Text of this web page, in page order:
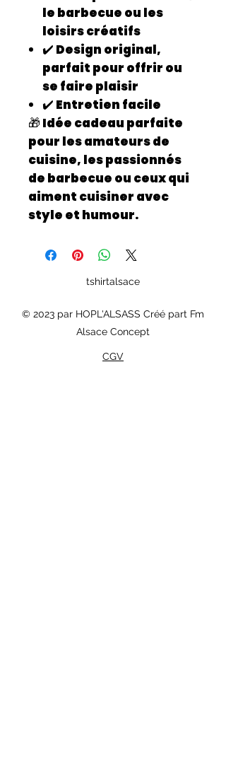
le barbecue ou les
loisirs créatifs
✔️ Design original,
parfait pour offrir ou
se faire plaisir
✔️ Entretien facile
🎁 Idée cadeau parfaite
pour les amateurs de
cuisine, les passionnés
de barbecue ou ceux qui
aiment cuisiner avec
style et humour.
tshirtalsace
© 2023 par HOPL'ALSASS Créé part Fm
Alsace Concept
CGV